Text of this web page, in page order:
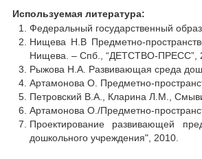
Используемая литература:
Федеральный государственный
Нищева Н.В Предметно-
Нищева. – Спб., “ДЕТСТВО-ПРЕСС”,
Рыжова Н.А. Развивающая среда
Артамонова О. Предметно-
Петровский В.А., Кларина Л.М.,
Артамонова О./Предметно-
Проектирование развивающей
дошкольного учреждения", 2010.